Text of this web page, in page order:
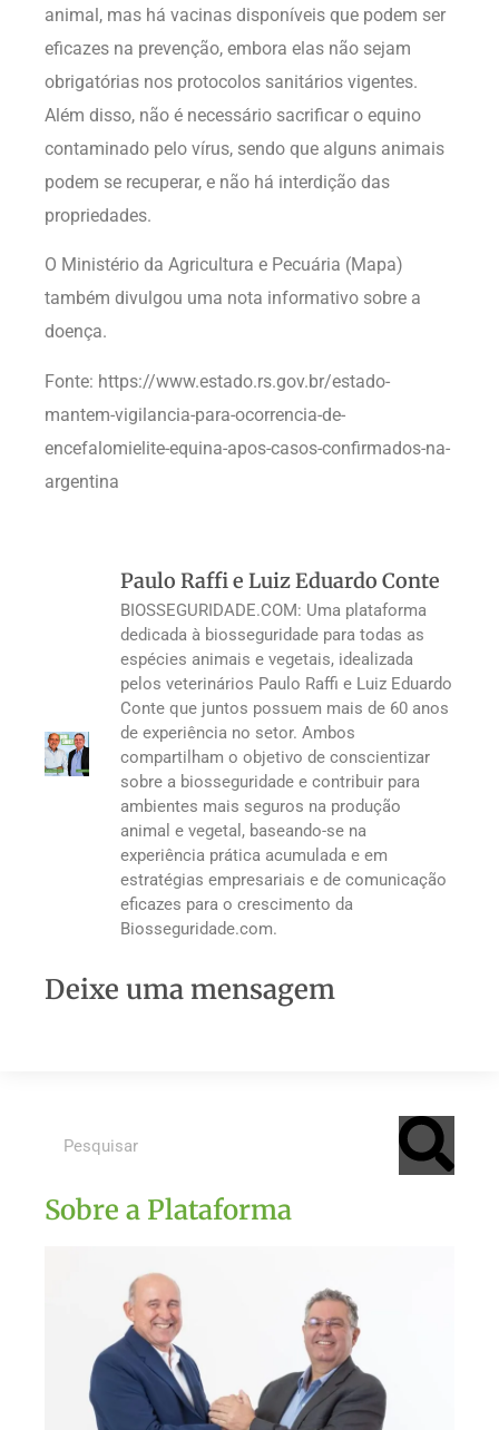
animal, mas há vacinas disponíveis que podem ser
eficazes na prevenção, embora elas não sejam
obrigatórias nos protocolos sanitários vigentes.
Além disso, não é necessário sacrificar o equino
contaminado pelo vírus, sendo que alguns animais
podem se recuperar, e não há interdição das
propriedades.
O Ministério da Agricultura e Pecuária (Mapa)
também divulgou uma nota informativo sobre a
doença.
Fonte: https://www.estado.rs.gov.br/estado-
mantem-vigilancia-para-ocorrencia-de-
encefalomielite-equina-apos-casos-confirmados-na-
argentina
Paulo Raffi e Luiz Eduardo Conte
BIOSSEGURIDADE.COM: Uma plataforma
dedicada à biosseguridade para todas as
espécies animais e vegetais, idealizada
pelos veterinários Paulo Raffi e Luiz Eduardo
Conte que juntos possuem mais de 60 anos
de experiência no setor. Ambos
compartilham o objetivo de conscientizar
sobre a biosseguridade e contribuir para
ambientes mais seguros na produção
animal e vegetal, baseando-se na
experiência prática acumulada e em
estratégias empresariais e de comunicação
eficazes para o crescimento da
Biosseguridade.com.
Deixe uma mensagem
Sobre a Plataforma